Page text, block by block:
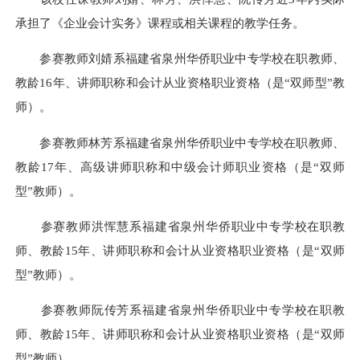
承担了《企业会计实务》课程或相关课程的教学任务。
参赛教师刘婧系福建省泉州华侨职业中专学校在职教师、
教龄16年、讲师职称和会计从业资格职业资格（是“双师型”教
师）。
参赛教师林芳系福建省泉州华侨职业中专学校在职教师、
教龄17年、高级讲师职称和中级会计师职业资格（是“双师
型”教师）。
参赛教师洪恽慧系福建省泉州华侨职业中专学校在职教
师、教龄15年、讲师职称和会计从业资格职业资格（是“双师
型”教师）。
参赛教师阮传芳系福建省泉州华侨职业中专学校在职教
师、教龄15年、讲师职称和会计从业资格职业资格（是“双师